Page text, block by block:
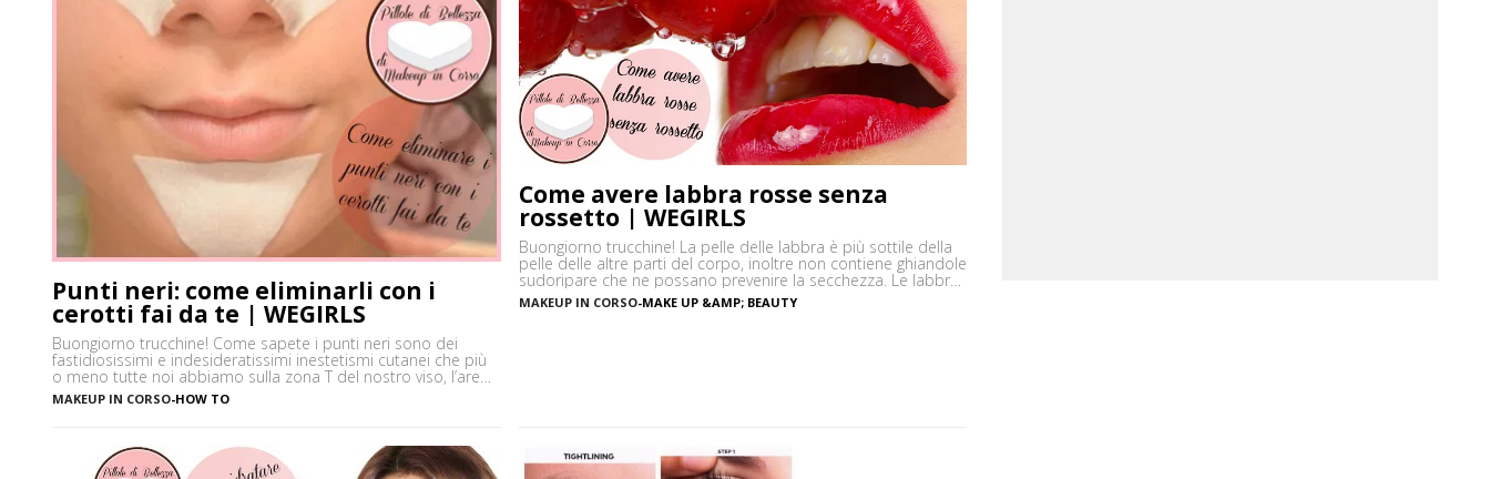
Punti neri: come eliminarli con i
cerotti fai da te | WEGIRLS
Buongiorno trucchine! Come sapete i punti neri sono dei
fastidiosissimi e indesideratissimi inestetismi cutanei che più
o meno tutte noi abbiamo sulla zona T del nostro viso, l’area
che è più spesso vittima di impurità e alterazioni del pH della
pelle, soprattutto se si ha la pelle grassa e non si usano
MAKEUP IN CORSO-HOW TO
Come avere labbra rosse senza
rossetto | WEGIRLS
Buongiorno trucchine! La pelle delle labbra è più sottile della
pelle delle altre parti del corpo, inoltre non contiene ghiandole
sudoripare che ne possano prevenire la secchezza. Le labbra
sono sensibili alle aggressioni ambientali e spesso possono
diventare scure o sbiadite soprattutto a causa
MAKEUP IN CORSO-MAKE UP &AMP; BEAUTY